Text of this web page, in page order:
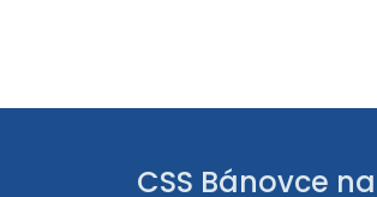
CSS Bánovce